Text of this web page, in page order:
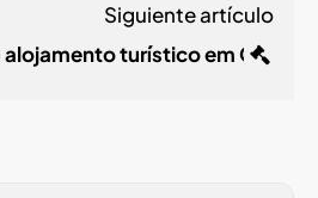
Siguiente artículo
turístico em